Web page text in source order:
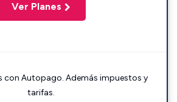
Ver Planes
con Autopago. Además impuestos y
tarifas.